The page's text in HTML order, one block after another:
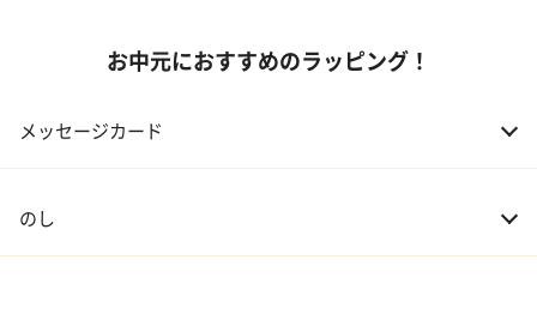
お中元におすすめのラッピング！
メッセージカード
のし